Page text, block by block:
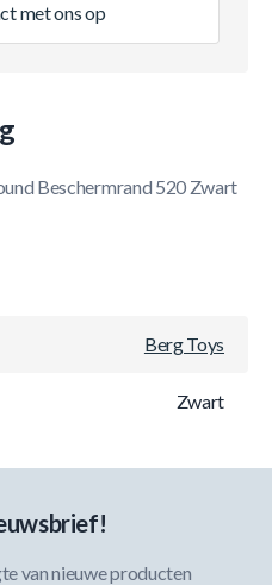
met ons op
Beschermrand 520 Zwart
Berg Toys
Zwart
van nieuwe producten